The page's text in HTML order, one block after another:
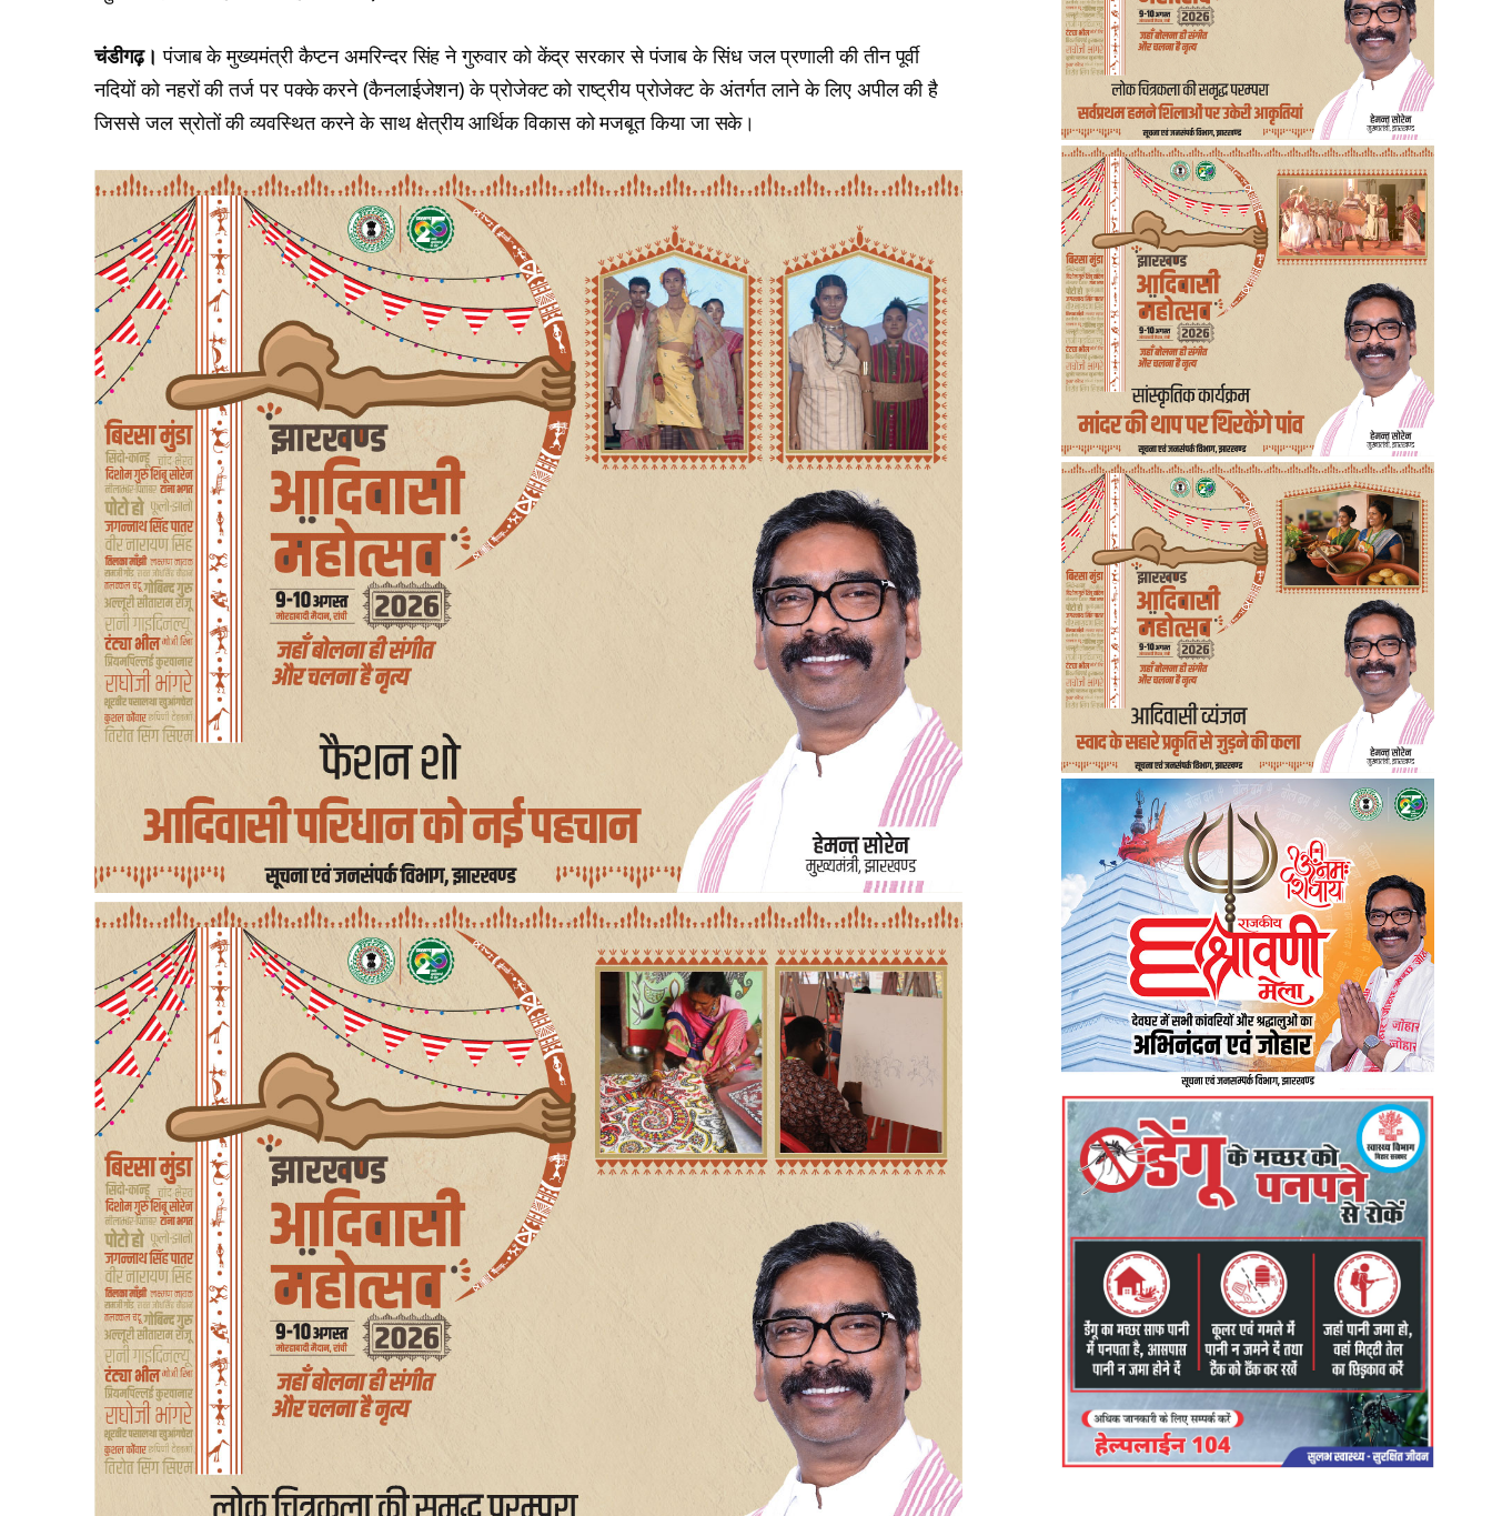
चंडीगढ़। पंजाब के मुख्यमंत्री कैप्टन अमरिन्दर सिंह ने गुरुवार को केंद्र सरकार से पंजाब के सिंध जल प्रणाली की तीन पूर्वी
नदियों को नहरों की तर्ज पर पक्के करने (कैनलाईजेशन) के प्रोजेक्ट को राष्ट्रीय प्रोजेक्ट के अंतर्गत लाने के लिए अपील की है
जिससे जल स्रोतों की व्यवस्थित करने के साथ क्षेत्रीय आर्थिक विकास को मजबूत किया जा सके।